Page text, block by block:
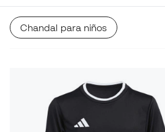
Chandal para niños